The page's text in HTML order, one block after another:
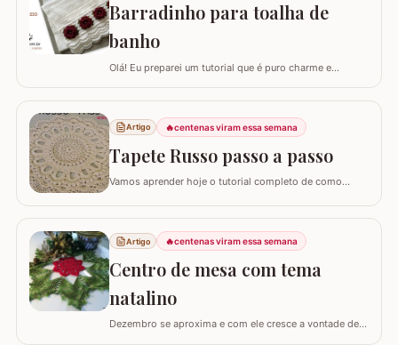
Barradinho para toalha de
banho
Olá! Eu preparei um tutorial que é puro charme e
como confeccionar um Barradinho para Toalha de
Banho ou Toalha de Rosto passo a passo. Esse
trabalho transforma uma peça simples em um item de
decoração de luxo, ideal para presentear ou para…
Artigo 🔥centenas viram essa semana
Tapete Russo passo a passo
Vamos aprender hoje o tutorial completo de como
detalhes e texturas, não é difícil de fazer; as imagens e
os textos detalhando cada fase vão facilitar muito o seu
trabalho. Confeccionado originalmente…
Artigo 🔥centenas viram essa semana
Centro de mesa com tema
natalino
Dezembro se aproxima e com ele cresce a vontade de